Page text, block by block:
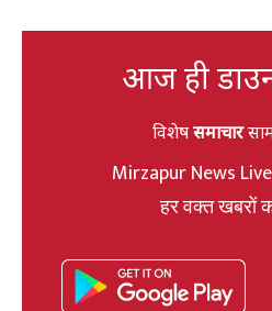
आज ही
विशेषसमाचार
Mirzapur News
हर वक्त खबरों